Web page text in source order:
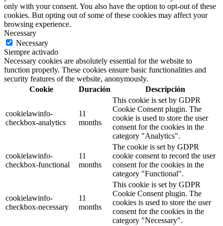
only with your consent. You also have the option to opt-out of these
cookies. But opting out of some of these cookies may affect your
browsing experience.
Necessary
Necessary
Siempre activado
Necessary cookies are absolutely essential for the website to
function properly. These cookies ensure basic functionalities and
security features of the website, anonymously.
Cookie
Duración Descripción
cookielawinfo-
checkbox-analytics
11
months
This cookie is set by GDPR
Cookie Consent plugin. The
cookie is used to store the user
consent for the cookies in the
category "Analytics".
cookielawinfo-
checkbox-functional
11
months
The cookie is set by GDPR
cookie consent to record the user
consent for the cookies in the
category "Functional".
cookielawinfo-
checkbox-necessary
11
months
This cookie is set by GDPR
Cookie Consent plugin. The
cookies is used to store the user
consent for the cookies in the
category "Necessary".